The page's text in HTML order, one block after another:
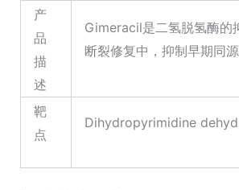
产
品
描
述
Gimeracil是二氢脱氢酶的
断裂修复中，抑制早期同源
靶
点
Dihydropyrimidine